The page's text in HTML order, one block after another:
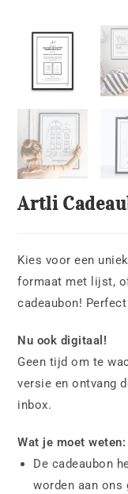
Artli
Kies voor een
formaat met lijst,
cadeaubon!
Nu ook digitaal!
Geen tijd om te
versie en ontvang
inbox.
Wat je moet weten:
De cadeaubon
worden aan